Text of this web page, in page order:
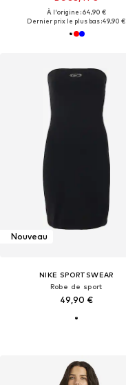
À l'origine : 64,90 €
Dernier prix le plus bas :49,90 €
Nouveau
NIKE SPORTSWEAR
Robe de sport
49,90 €